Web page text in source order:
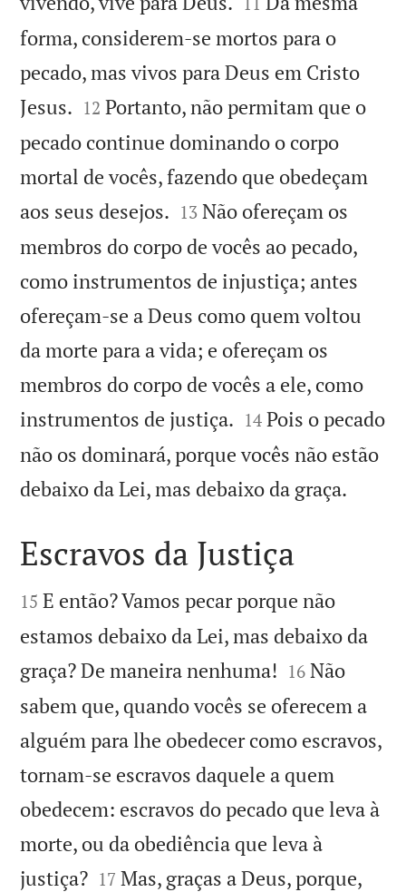
forma, considerem-se mortos para o
pecado, mas vivos para Deus em Cristo
Jesus. 

12 Portanto, não permitam que o
pecado continue dominando o corpo
mortal de vocês, fazendo que obedeçam
aos seus desejos. 

13 Não ofereçam os
membros do corpo de vocês ao pecado,
como instrumentos de injustiça; antes
ofereçam-se a Deus como quem voltou
da morte para a vida; e ofereçam os
membros do corpo de vocês a ele, como
instrumentos de justiça. 

14 Pois o pecado
não os dominará, porque vocês não estão
debaixo da Lei, mas debaixo da graça.

Escravos da Justiça

15 E então? Vamos pecar porque não
estamos debaixo da Lei, mas debaixo da
graça? De maneira nenhuma! 

16 Não
sabem que, quando vocês se oferecem a
alguém para lhe obedecer como escravos,
tornam-se escravos daquele a quem
obedecem: escravos do pecado que leva à
morte, ou da obediência que leva à
justiça?
17 Mas, graças a Deus, porque,